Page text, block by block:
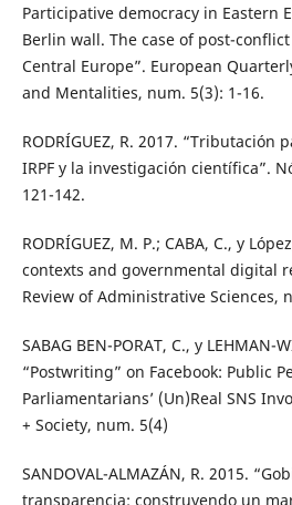
Participative democracy in Eastern
Berlin wall. The case of post-
Central Europe”. European
and Mentalities, num. 5(3): 1-16.
RODRÍGUEZ, R. 2017. “Tributación
IRPF y la investigación científica”.
121-142.
RODRÍGUEZ, M. P.; CABA, C., y
contexts and governmental digital
Review of Administrative Sciences,
SABAG BEN-PORAT, C., y LEHMAN-
“Postwriting” on Facebook: Public
Parliamentarians’ (Un)Real SNS
+ Society, num. 5(4)
SANDOVAL-ALMAZÁN, R. 2015.
transparencia: construyendo un